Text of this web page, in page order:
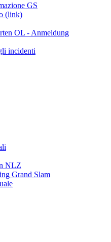
GS
(link)
OL - Anmeldung
incidenti
NLZ
Grand Slam